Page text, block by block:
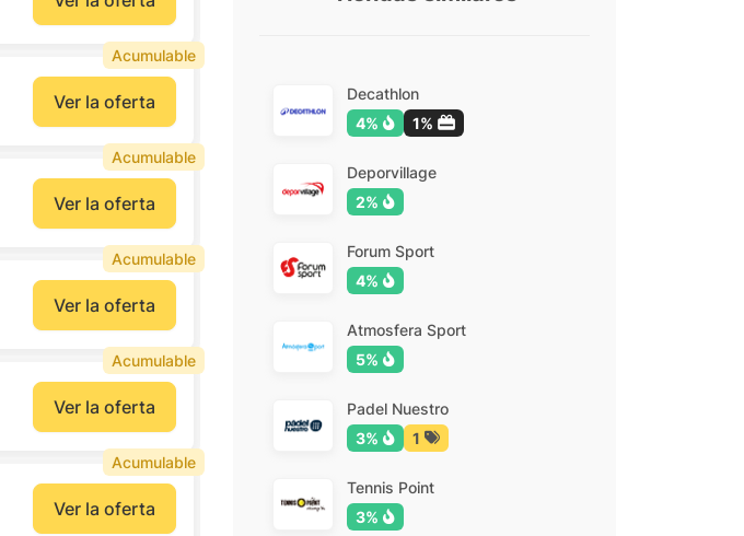
Ver la oferta
Acumulable
Ver la oferta
Acumulable
Ver la oferta
Acumulable
Ver la oferta
Acumulable
Ver la oferta
Acumulable
Decathlon
4%
1%
Deporvillage
2%
Forum Sport
4%
Atmosfera Sport
5%
Padel Nuestro
3%
1
Tennis Point
3%